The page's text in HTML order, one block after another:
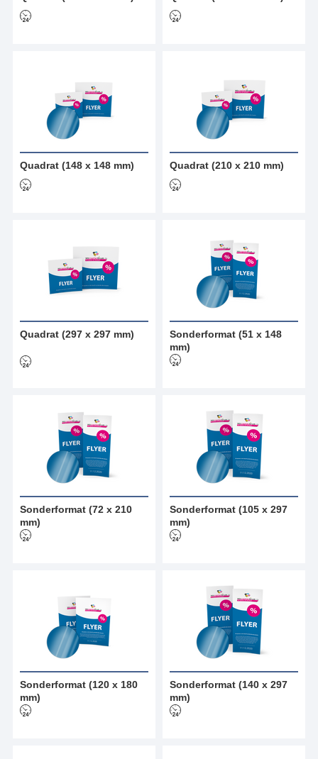
Quadrat (148 x 148 mm) Quadrat (210 x 210 mm)
Quadrat (297 x 297 mm)
Sonderformat (51 x 148
mm)
Sonderformat (72 x 210
mm)
Sonderformat (105 x 297
mm)
Sonderformat (120 x 180
mm)
Sonderformat (140 x 297
mm)